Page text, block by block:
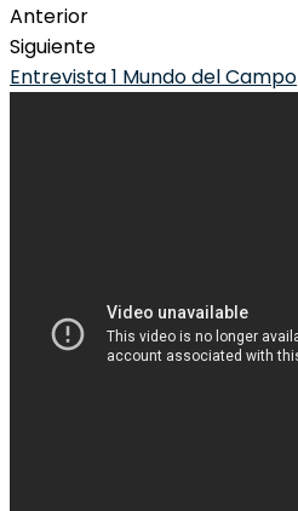
Anterior
Siguiente
Entrevista 1 Mundo del Campo